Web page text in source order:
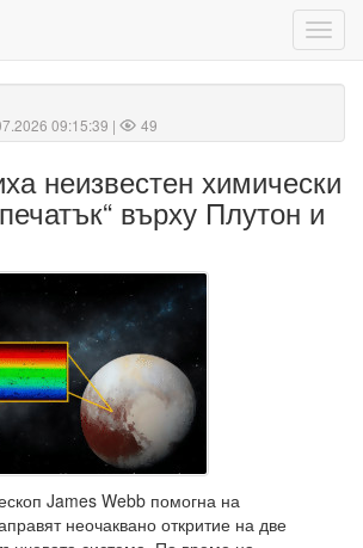
09:15:39 | 49
неизвестен химически
върху Плутон и
James Webb помогна на
неочаквано откритие на две